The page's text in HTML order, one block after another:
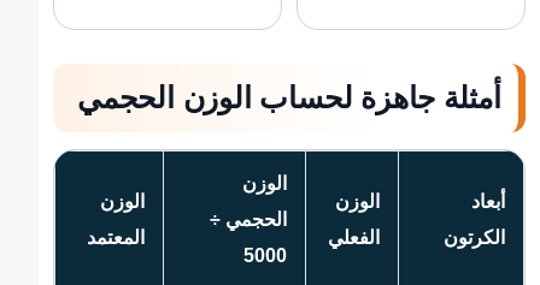
أمثلة جاهزة لحساب الوزن الحجمي
أبعاد
الكرتون
الوزن
الفعلي
الوزن
الحجمي ÷
5000
الوزن
المعتمد